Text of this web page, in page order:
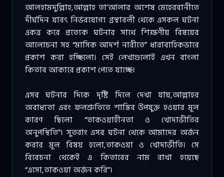
আলহামদুল্লিাহ,আল্লাহ তা‘আলার অশেষ মেহেরবানীতে
দীর্ঘদিন যাবৎ নির্ভরযোগ্য গ্রন্থাবলী থেকে এসকল ঘটনা
একত্র করে প্রত্যেক ঘটনার সাথে শিক্ষণীয় বিষয়ের
আলোচনা সহ “মাসিক আদর্শ নারীতে” ধারাবাহিকভাবে
প্রকাশ করা হচ্ছিলো। সেই লেখাগুলোই এখন বাংলা
কিতাব আকারে প্রকাশ পেতে যাচ্ছে।
এসব ঘটনার দিকে দৃষ্টি দিলে দেখা যায়,আল্লাহর
অবাধ্যতা এবং ফলশ্রুতিতে শাস্তির উপযুক্ত হওয়ার মূল
কারণ ছিলো “তাকওয়াহীনতা ও খোদাভীতির
অনুপস্থিতি”। সুতরাং এসব ঘটনা থেকে আমাদের অর্জন
করার মূল বিষয় হলো,তাকওয়া ও খোদাভীতি। সে
বিবেচনা থেকেই এ কিতাবের নাম রাখা হয়েছে
“এসো,তাকওয়া অর্জন করি”।